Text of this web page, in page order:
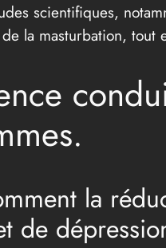
scientifiques,
la masturbation, tout
la
de